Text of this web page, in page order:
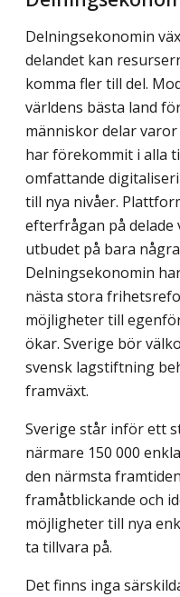
Delningsekonomin
delandet kan
komma fler till del.
världens bästa land
människor delar
har förekommit i alla
omfattande
till nya nivåer.
efterfrågan på
utbudet på bara
Delningsekonomin
nästa stora
möjligheter till
ökar. Sverige bör
svensk lagstiftning
framväxt.
Sverige står inför ett
närmare 150 000
den närmsta
framåtblickande och
möjligheter till nya
ta tillvara på.
Det finns inga